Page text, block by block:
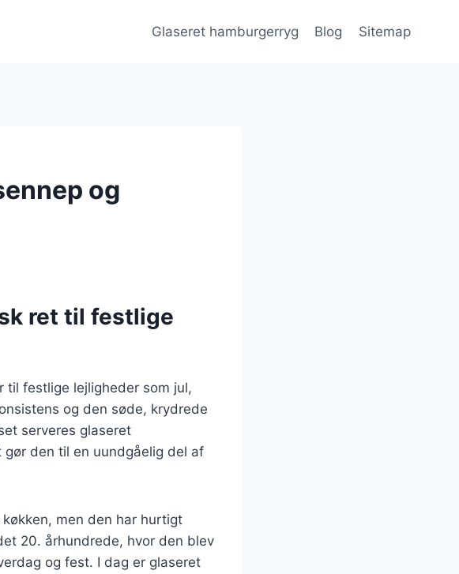
Glaseret hamburgerryg Blog Sitemap
og
ret til festlige
festlige lejligheder som jul,
og den søde, krydrede
serveres glaseret
den til en uundgåelig del af
men den har hurtigt
20. århundrede, hvor den blev
og fest. I dag er glaseret